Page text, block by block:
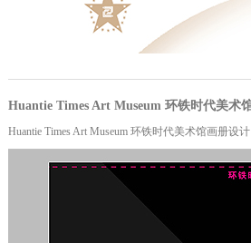
Huantie Times Art Museum 环铁时代美术
Huantie Times Art Museum 环铁时代美术馆画册设